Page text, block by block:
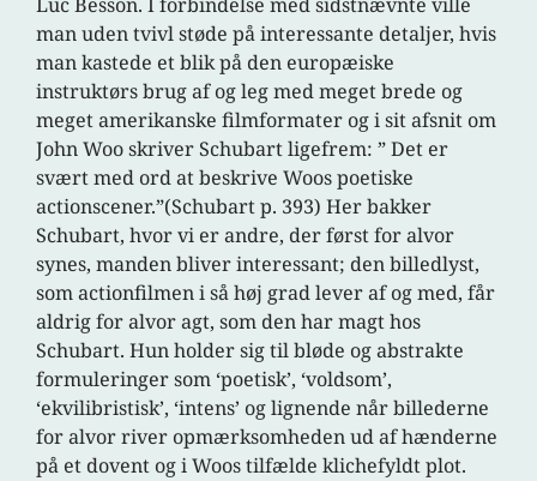
man uden tvivl støde på interessante detaljer, hvis
man kastede et blik på den europæiske
instruktørs brug af og leg med meget brede og
meget amerikanske filmformater og i sit afsnit om
John Woo skriver Schubart ligefrem: ” Det er
svært med ord at beskrive Woos poetiske
actionscener.”(Schubart p. 393) Her bakker
Schubart, hvor vi er andre, der først for alvor
synes, manden bliver interessant; den billedlyst,
som actionfilmen i så høj grad lever af og med, får
aldrig for alvor agt, som den har magt hos
Schubart. Hun holder sig til bløde og abstrakte
formuleringer som ‘poetisk’, ‘voldsom’,
‘ekvilibristisk’, ‘intens’ og lignende når billederne
for alvor river opmærksomheden ud af hænderne
på et dovent og i Woos tilfælde klichefyldt plot.